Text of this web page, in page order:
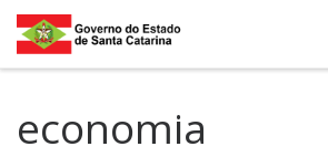
Skip to content
economia